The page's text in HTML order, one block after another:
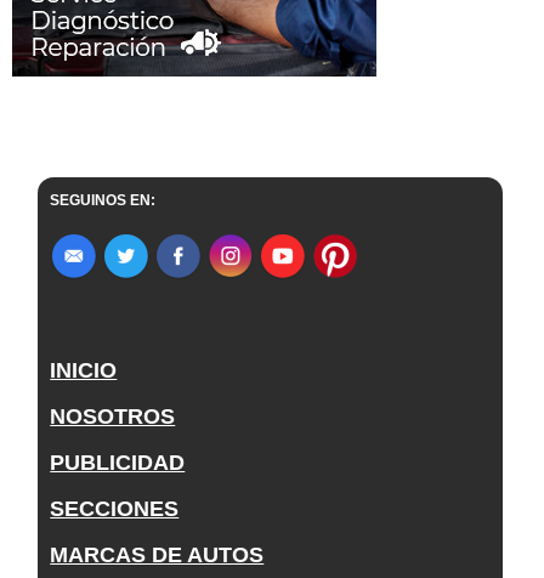
SEGUINOS EN:
INICIO
NOSOTROS
PUBLICIDAD
SECCIONES
MARCAS DE AUTOS